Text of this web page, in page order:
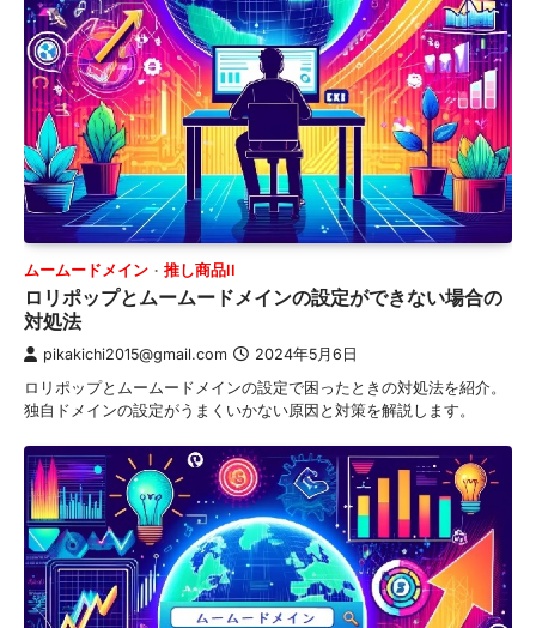
ムームードメイン 推し商品II
ロリポップとムームードメインの設定ができない場合の
対処法
pikakichi2015@gmail.com 2024年5月6日
ロリポップとムームードメインの設定で困ったときの対処法を紹介。
独自ドメインの設定がうまくいかない原因と対策を解説します。